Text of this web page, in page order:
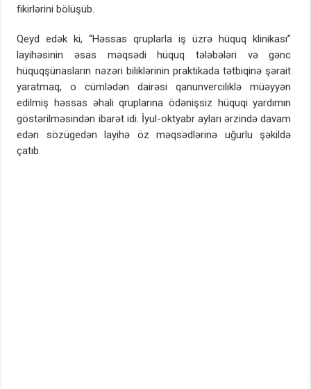
fikirlərini bölüşüb.
Qeyd edək ki, “Həssas qruplarla iş üzrə hüquq klinikası”
layihəsinin əsas məqsədi hüquq tələbələri və gənc
hüquqşünasların nəzəri biliklərinin praktikada tətbiqinə şərait
yaratmaq, o cümlədən dairəsi qanunverciliklə müəyyən
edilmiş həssas əhali qruplarına ödənişsiz hüquqi yardımın
göstərilməsindən ibarət idi. İyul-oktyabr ayları ərzində davam
edən sözügedən layihə öz məqsədlərinə uğurlu şəkildə
çatıb.